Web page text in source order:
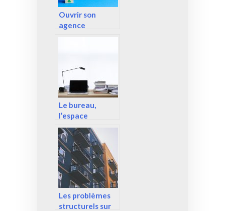
Ouvrir son
agence
immobilière.
Le bureau,
l’espace
commercial qui
impact votre
entreprise
Les problèmes
structurels sur